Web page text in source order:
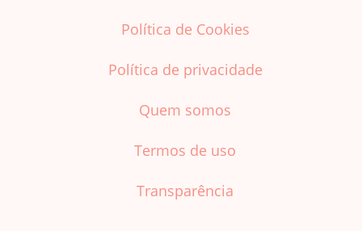
Política de Cookies
Política de privacidade
Quem somos
Termos de uso
Transparência